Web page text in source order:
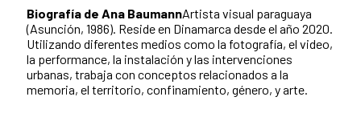
Biografía de Ana BaumannArtista visual paraguaya
(Asunción, 1986). Reside en Dinamarca desde el año 2020.
Utilizando diferentes medios como la fotografía, el video,
la performance, la instalación y las intervenciones
urbanas, trabaja con conceptos relacionados a la
memoria, el territorio, confinamiento, género, y arte.